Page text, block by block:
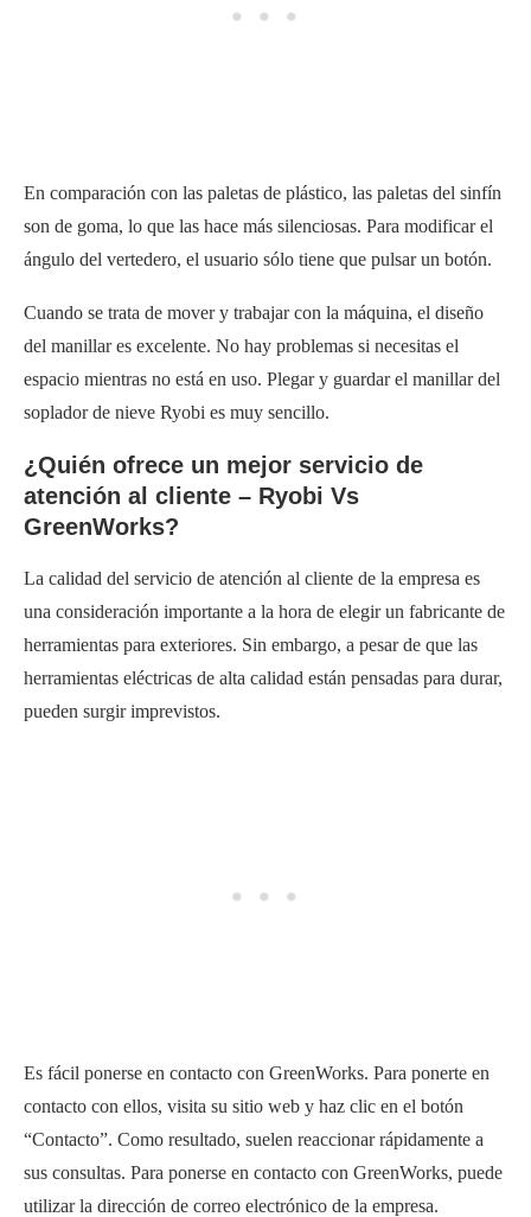
En comparación con las paletas de plástico, las paletas del sinfín
son de goma, lo que las hace más silenciosas. Para modificar el
ángulo del vertedero, el usuario sólo tiene que pulsar un botón.
Cuando se trata de mover y trabajar con la máquina, el diseño
del manillar es excelente. No hay problemas si necesitas el
espacio mientras no está en uso. Plegar y guardar el manillar del
soplador de nieve Ryobi es muy sencillo.
¿Quién ofrece un mejor servicio de
atención al cliente – Ryobi Vs
GreenWorks?
La calidad del servicio de atención al cliente de la empresa es
una consideración importante a la hora de elegir un fabricante de
herramientas para exteriores. Sin embargo, a pesar de que las
herramientas eléctricas de alta calidad están pensadas para durar,
pueden surgir imprevistos.
Es fácil ponerse en contacto con GreenWorks. Para ponerte en
contacto con ellos, visita su sitio web y haz clic en el botón
“Contacto”. Como resultado, suelen reaccionar rápidamente a
sus consultas. Para ponerse en contacto con GreenWorks, puede
utilizar la dirección de correo electrónico de la empresa.